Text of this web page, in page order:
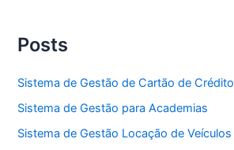
Posts
Sistema de Gestão de Cartão de Crédito
Sistema de Gestão para Academias
Sistema de Gestão Locação de Veículos